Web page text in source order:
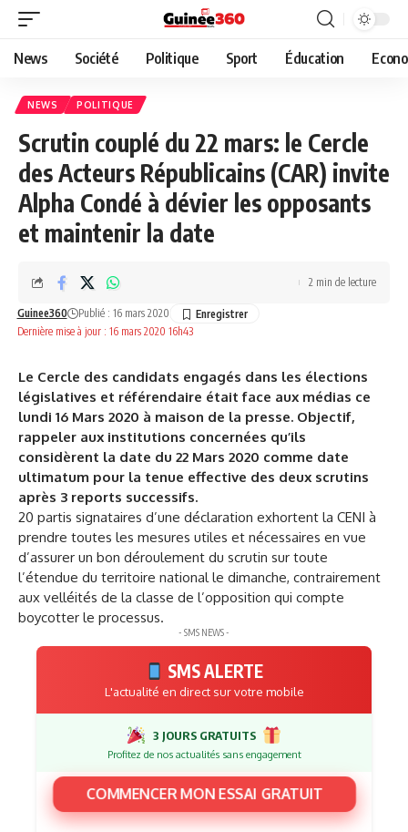
News Société Politique Sport Éducation
NEWS POLITIQUE
Scrutin couplé du 22 mars: le Cercle
des Acteurs Républicains (CAR) invite
Alpha Condé à dévier les opposants
et maintenir la date
Dernière mise à jour : 16 mars 2020 16h43
Guinee360 Publié : 16 mars 2020
2 min de lecture
Le Cercle des candidats engagés dans les élections
législatives et référendaire était face aux médias ce
lundi 16 Mars 2020 à maison de la presse. Objectif,
rappeler aux institutions concernées qu’ils
considèrent la date du 22 Mars 2020 comme date
ultimatum pour la tenue effective des deux scrutins
après 3 reports successifs.
20 partis signataires d’une déclaration exhortent la CENI à
prendre toutes les mesures utiles et nécessaires en vue
d’assurer un bon déroulement du scrutin sur toute
l’étendue du territoire national le dimanche, contrairement
aux velléités de la classe de l’opposition qui compte
boycotter le processus.
- SMS NEWS -
SMS ALERTE
L'actualité en direct sur votre mobile
3 JOURS GRATUITS
Profitez de nos actualités sans engagement
COMMENCER MON ESSAI GRATUIT